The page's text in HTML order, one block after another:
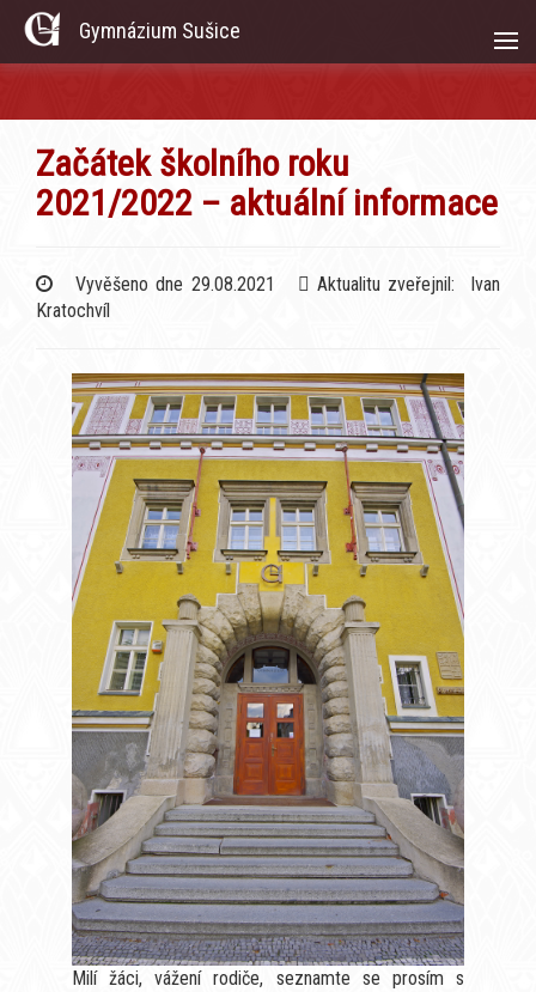
Gymnázium Sušice
Začátek školního roku
2021/2022 – aktuální informace
Vyvěšeno dne 29.08.2021
Aktualitu zveřejnil: Ivan
Kratochvíl
Milí žáci, vážení rodiče, seznamte se prosím s